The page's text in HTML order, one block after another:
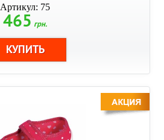
Артикул: 75
465 грн.